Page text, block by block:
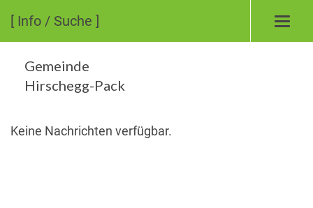
[ Info / Suche ]
Gemeinde
Hirschegg-Pack
Keine Nachrichten verfügbar.